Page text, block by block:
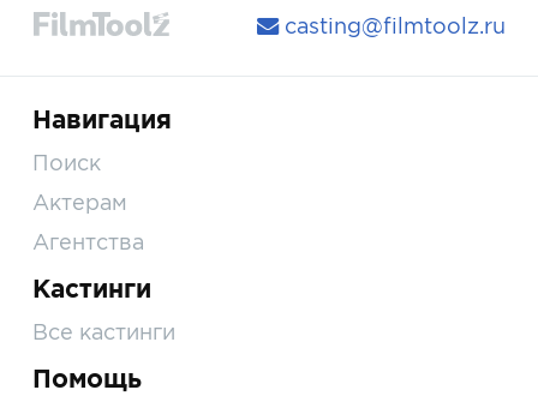
casting@filmtoolz.ru
Навигация
Поиск
Актерам
Агентства
Кастинги
Все кастинги
Помощь